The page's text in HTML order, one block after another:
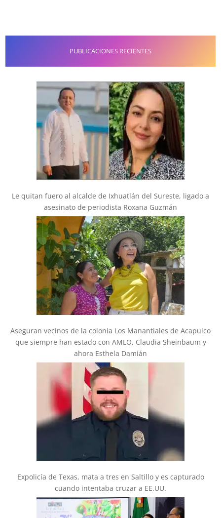
PUBLICACIONES RECIENTES
Le quitan fuero al alcalde de Ixhuatlán del Sureste, ligado a
asesinato de periodista Roxana Guzmán
Aseguran vecinos de la colonia Los Manantiales de Acapulco
que siempre han estado con AMLO, Claudia Sheinbaum y
ahora Esthela Damián
Expolicía de Texas, mata a tres en Saltillo y es capturado
cuando intentaba cruzar a EE.UU.